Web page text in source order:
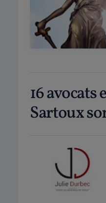
16
Sartoux